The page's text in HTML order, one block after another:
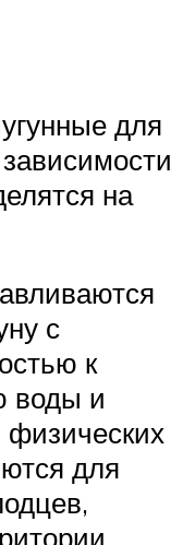
для
на
с
к
воды и
для